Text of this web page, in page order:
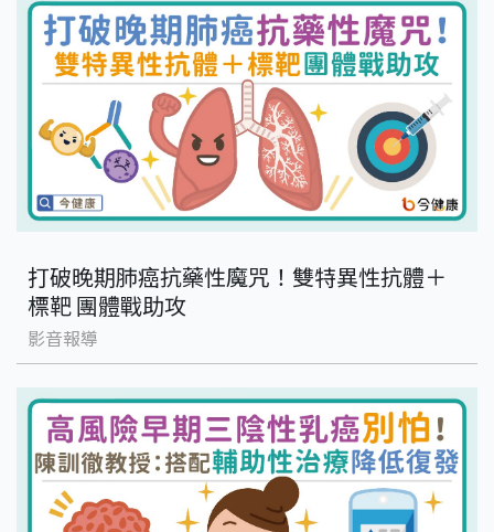
打破晚期肺癌抗藥性魔咒！雙特異性抗體＋
標靶 團體戰助攻
影音報導